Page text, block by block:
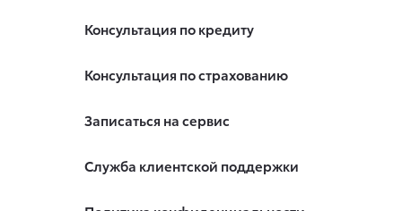
Консультация по кредиту
Консультация по страхованию
Записаться на сервис
Служба клиентской поддержки